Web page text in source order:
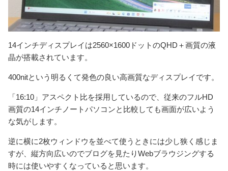
14インチディスプレイは2560×1600ドットのQHD＋画質の液
晶が搭載されています。
400nitという明るくて発色の良い高画質なディスプレイです。
「16:10」アスペクト比を採用しているので、従来のフルHD
画質の14インチノートパソコンと比較しても画面が広いよう
な気がします。
逆に横に2枚ウィンドウを並べて使うときには少し狭く感じま
すが、縦方向広いのでブログを見たりWebブラウジングする
時には使いやすくなっていると思います。